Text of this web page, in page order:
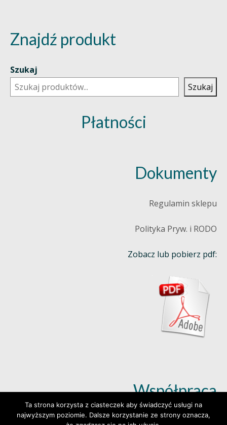
Znajdź produkt
Szukaj
Szukaj
Płatności
Dokumenty
Regulamin sklepu
Polityka Pryw. i RODO
Zobacz lub pobierz pdf:
Współpraca
Dowiedz się więcej (klik)
Ta strona korzysta z ciasteczek aby świadczyć usługi na
najwyższym poziomie. Dalsze korzystanie ze strony oznacza,